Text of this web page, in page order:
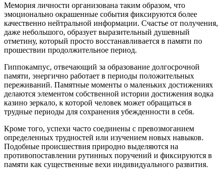
Мемория личности организована таким образом, что
эмоционально окрашенные события фиксируются более
качественно нейтральной информации. Счастье от получения,
даже небольшого, образует выразительный душевный
отметину, который просто восстанавливается в памяти по
прошествии продолжительное период.
Гиппокампус, отвечающий за образование долгосрочной
памяти, энергично работает в периоды положительных
переживаний. Памятные моменты о маленьких достижениях
делаются элементом собственной истории достижения водка
казино зеркало, к которой человек может обращаться в
трудные периоды для сохранения убежденности в себя.
Кроме того, успехи часто соединены с превозмоганием
определенных трудностей или изучением новых навыков.
Подобные происшествия природно выделяются на
противопоставлении рутинных поручений и фиксируются в
памяти как существенные вехи индивидуального развития.